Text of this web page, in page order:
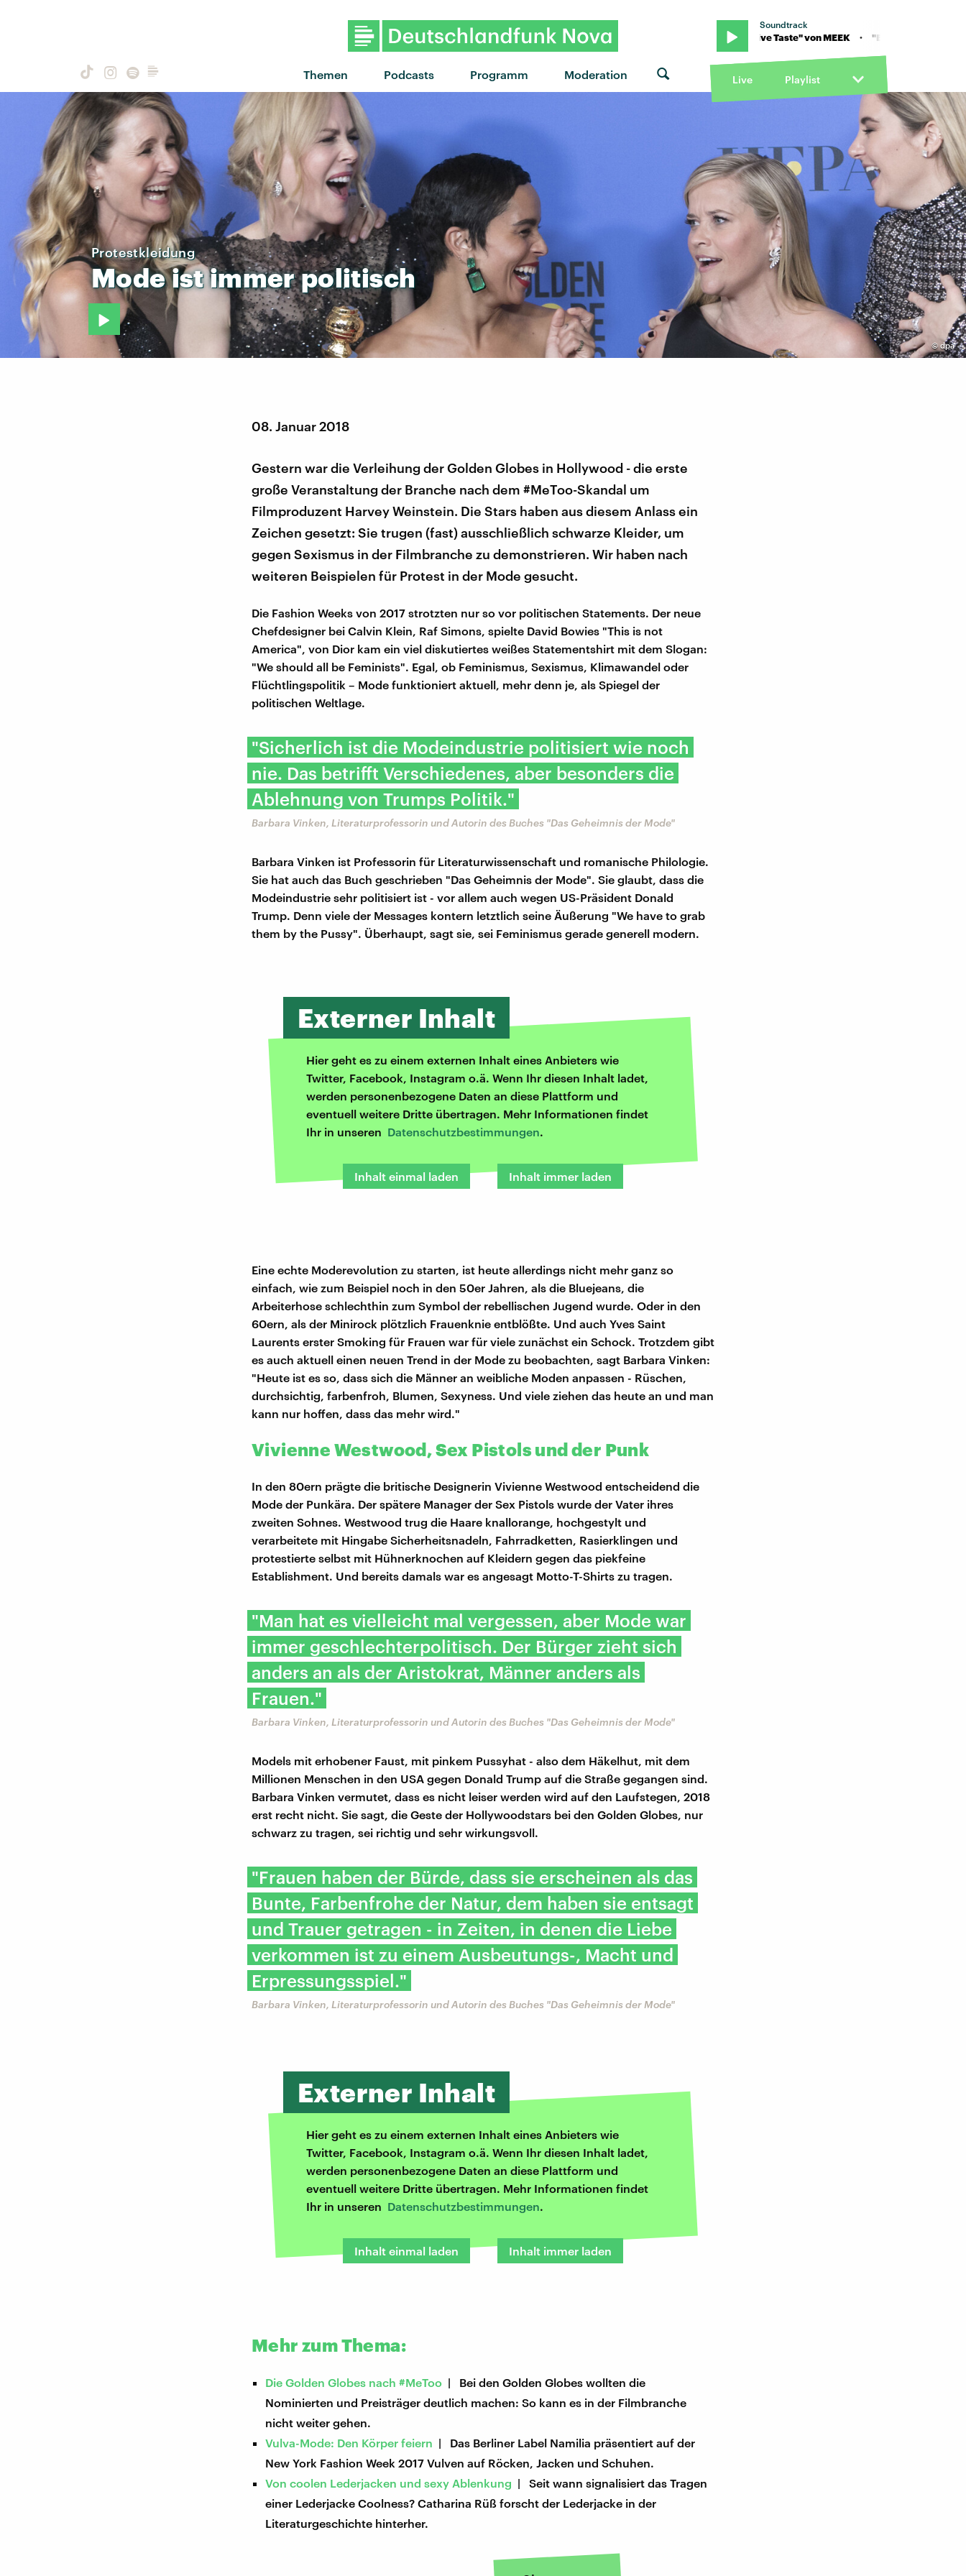
Themen Podcasts Programm Moderation
Soundtrack
"Expensive Taste" von MEEK · "Expensive Taste" von MEEK · "Expensive Taste" von MEEK
Live Playlist
©dpa
Protestkleidung
Modeistimmerpolitisch
08. Januar 2018
Gestern war die Verleihung der Golden Globes in Hollywood - die erste
große Veranstaltung der Branche nach dem #MeToo-Skandal um
Filmproduzent Harvey Weinstein. Die Stars haben aus diesem Anlass ein
Zeichen gesetzt: Sie trugen (fast) ausschließlich schwarze Kleider, um
gegen Sexismus in der Filmbranche zu demonstrieren. Wir haben nach
weiteren Beispielen für Protest in der Mode gesucht.
Die Fashion Weeks von 2017 strotzten nur so vor politischen Statements. Der neue
Chefdesigner bei Calvin Klein, Raf Simons, spielte David Bowies "This is not
America", von Dior kam ein viel diskutiertes weißes Statementshirt mit dem Slogan:
"We should all be Feminists". Egal, ob Feminismus, Sexismus, Klimawandel oder
Flüchtlingspolitik – Mode funktioniert aktuell, mehr denn je, als Spiegel der
politischen Weltlage.
"Sicherlich ist die Modeindustrie politisiert wie noch
nie. Das betrifft Verschiedenes, aber besonders die
Ablehnung von Trumps Politik."
Barbara Vinken, Literaturprofessorin und Autorin des Buches "Das Geheimnis der Mode"
Barbara Vinken ist Professorin für Literaturwissenschaft und romanische Philologie.
Sie hat auch das Buch geschrieben "Das Geheimnis der Mode". Sie glaubt, dass die
Modeindustrie sehr politisiert ist - vor allem auch wegen US-Präsident Donald
Trump. Denn viele der Messages kontern letztlich seine Äußerung "We have to grab
them by the Pussy". Überhaupt, sagt sie, sei Feminismus gerade generell modern.
Externer Inhalt
Hier geht es zu einem externen Inhalt eines Anbieters wie
Twitter, Facebook, Instagram o.ä. Wenn Ihr diesen Inhalt ladet,
werden personenbezogene Daten an diese Plattform und
eventuell weitere Dritte übertragen. Mehr Informationen findet
Ihr in unseren Datenschutzbestimmungen.
Inhalt einmal laden Inhalt immer laden
Eine echte Moderevolution zu starten, ist heute allerdings nicht mehr ganz so
einfach, wie zum Beispiel noch in den 50er Jahren, als die Bluejeans, die
Arbeiterhose schlechthin zum Symbol der rebellischen Jugend wurde. Oder in den
60ern, als der Minirock plötzlich Frauenknie entblößte. Und auch Yves Saint
Laurents erster Smoking für Frauen war für viele zunächst ein Schock. Trotzdem gibt
es auch aktuell einen neuen Trend in der Mode zu beobachten, sagt Barbara Vinken:
"Heute ist es so, dass sich die Männer an weibliche Moden anpassen - Rüschen,
durchsichtig, farbenfroh, Blumen, Sexyness. Und viele ziehen das heute an und man
kann nur hoffen, dass das mehr wird."
Vivienne Westwood, Sex Pistols und der Punk
In den 80ern prägte die britische Designerin Vivienne Westwood entscheidend die
Mode der Punkära. Der spätere Manager der Sex Pistols wurde der Vater ihres
zweiten Sohnes. Westwood trug die Haare knallorange, hochgestylt und
verarbeitete mit Hingabe Sicherheitsnadeln, Fahrradketten, Rasierklingen und
protestierte selbst mit Hühnerknochen auf Kleidern gegen das piekfeine
Establishment. Und bereits damals war es angesagt Motto-T-Shirts zu tragen.
"Man hat es vielleicht mal vergessen, aber Mode war
immer geschlechterpolitisch. Der Bürger zieht sich
anders an als der Aristokrat, Männer anders als
Frauen."
Barbara Vinken, Literaturprofessorin und Autorin des Buches "Das Geheimnis der Mode"
Models mit erhobener Faust, mit pinkem Pussyhat - also dem Häkelhut, mit dem
Millionen Menschen in den USA gegen Donald Trump auf die Straße gegangen sind.
Barbara Vinken vermutet, dass es nicht leiser werden wird auf den Laufstegen, 2018
erst recht nicht. Sie sagt, die Geste der Hollywoodstars bei den Golden Globes, nur
schwarz zu tragen, sei richtig und sehr wirkungsvoll.
"Frauen haben der Bürde, dass sie erscheinen als das
Bunte, Farbenfrohe der Natur, dem haben sie entsagt
und Trauer getragen - in Zeiten, in denen die Liebe
verkommen ist zu einem Ausbeutungs-, Macht und
Erpressungsspiel."
Barbara Vinken, Literaturprofessorin und Autorin des Buches "Das Geheimnis der Mode"
Externer Inhalt
Hier geht es zu einem externen Inhalt eines Anbieters wie
Twitter, Facebook, Instagram o.ä. Wenn Ihr diesen Inhalt ladet,
werden personenbezogene Daten an diese Plattform und
eventuell weitere Dritte übertragen. Mehr Informationen findet
Ihr in unseren Datenschutzbestimmungen.
Inhalt einmal laden Inhalt immer laden
Mehr zum Thema:
Die Golden Globes nach #MeToo | Bei den Golden Globes wollten die
Nominierten und Preisträger deutlich machen: So kann es in der Filmbranche
nicht weiter gehen.
Vulva-Mode: Den Körper feiern | Das Berliner Label Namilia präsentiert auf der
New York Fashion Week 2017 Vulven auf Röcken, Jacken und Schuhen.
Von coolen Lederjacken und sexy Ablenkung | Seit wann signalisiert das Tragen
einer Lederjacke Coolness? Catharina Rüß forscht der Lederjacke in der
Literaturgeschichte hinterher.